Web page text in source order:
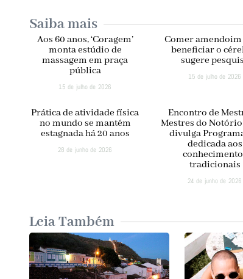
Saiba mais
Aos 60 anos, ‘Coragem’
monta estúdio de
massagem em praça
pública
15 de julho de 2026
Comer amendoim
beneficiar o
sugere
15 de julho de 2026
Prática de atividade física
no mundo se mantém
estagnada há 20 anos
28 de junho de 2026
Encontro de
Mestres do
divulga
dedicada aos
tradicionais
24 de junho de 2026
Leia Também